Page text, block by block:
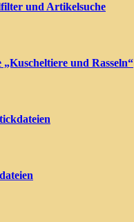
und Artikelsuche
„Kuscheltiere und Rasseln“